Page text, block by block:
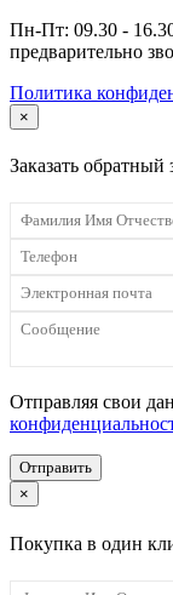
Пн-Пт: 09.30 -
предварительно
Политика
×
Заказать обратный
Отправляя свои
Отправить
×
Покупка в один